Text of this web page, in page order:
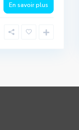
En savoir plus